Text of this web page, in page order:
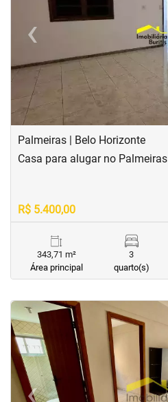
‹Previous
Palmeiras | Belo Horizonte
Casa para alugar no Palmeiras
R$ 5.400,00
343,71 m²
Área principal
3
quarto(s)
< << <